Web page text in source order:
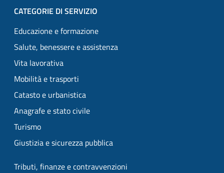
CATEGORIE DI SERVIZIO
Educazione e formazione
Salute, benessere e assistenza
Vita lavorativa
Mobilità e trasporti
Catasto e urbanistica
Anagrafe e stato civile
Turismo
Giustizia e sicurezza pubblica
Tributi, finanze e contravvenzioni